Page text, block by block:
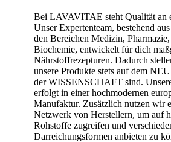
Bei LAVAVITAE steht Qualität an
Unser Expertenteam, bestehend
den Bereichen Medizin,
Biochemie, entwickelt für dich
Nährstoffrezepturen. Dadurch
unsere Produkte stets auf dem
der WISSENSCHAFT sind.
erfolgt in einer hochmodernen
Manufaktur. Zusätzlich nutzen wir
Netzwerk von Herstellern, um auf
Rohstoffe zugreifen und
Darreichungsformen anbieten zu